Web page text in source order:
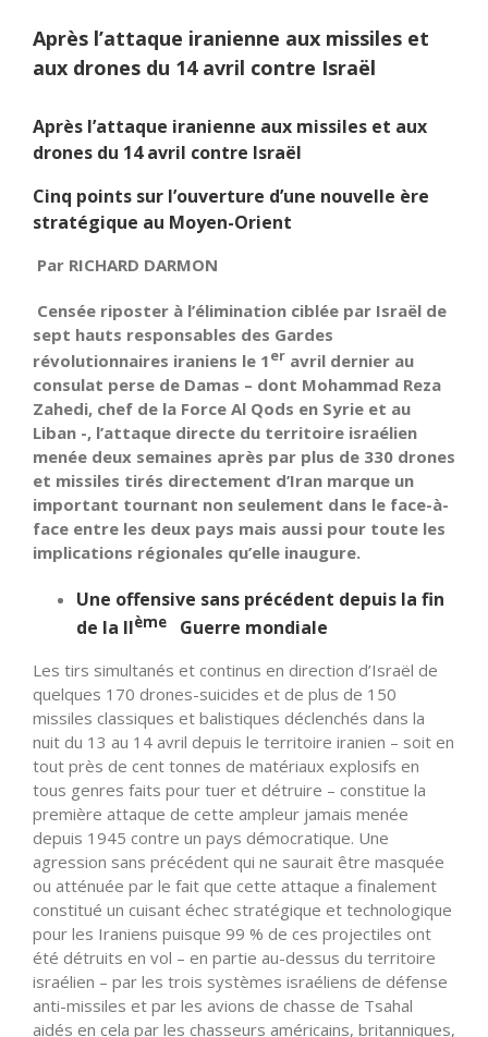
Après l’attaque iranienne aux missiles et
aux drones du 14 avril contre Israël
Après l’attaque iranienne aux missiles et aux
drones du 14 avril contre Israël
Cinq points sur l’ouverture d’une nouvelle ère
stratégique au Moyen-Orient
Par RICHARD DARMON
Censée riposter à l’élimination ciblée par Israël de
sept hauts responsables des Gardes
révolutionnaires iraniens le 1er avril dernier au
consulat perse de Damas – dont Mohammad Reza
Zahedi, chef de la Force Al Qods en Syrie et au
Liban -, l’attaque directe du territoire israélien
menée deux semaines après par plus de 330 drones
et missiles tirés directement d’Iran marque un
important tournant non seulement dans le face-à-
face entre les deux pays mais aussi pour toute les
implications régionales qu’elle inaugure.
Une offensive sans précédent depuis la fin
de la IIème Guerre mondiale
Les tirs simultanés et continus en direction d’Israël de
quelques 170 drones-suicides et de plus de 150
missiles classiques et balistiques déclenchés dans la
nuit du 13 au 14 avril depuis le territoire iranien – soit en
tout près de cent tonnes de matériaux explosifs en
tous genres faits pour tuer et détruire – constitue la
première attaque de cette ampleur jamais menée
depuis 1945 contre un pays démocratique. Une
agression sans précédent qui ne saurait être masquée
ou atténuée par le fait que cette attaque a finalement
constitué un cuisant échec stratégique et technologique
pour les Iraniens puisque 99 % de ces projectiles ont
été détruits en vol – en partie au-dessus du territoire
israélien – par les trois systèmes israéliens de défense
anti-missiles et par les avions de chasse de Tsahal
aidés en cela par les chasseurs américains, britanniques,